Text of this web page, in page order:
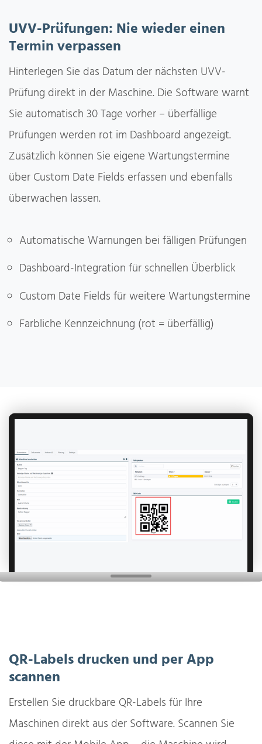
UVV-Prüfungen: Nie wieder einen
Termin verpassen
Hinterlegen Sie das Datum der nächsten UVV-
Prüfung direkt in der Maschine. Die Software warnt
Sie automatisch 30 Tage vorher – überfällige
Prüfungen werden rot im Dashboard angezeigt.
Zusätzlich können Sie eigene Wartungstermine
über Custom Date Fields erfassen und ebenfalls
überwachen lassen.
Automatische Warnungen bei fälligen Prüfungen
Dashboard-Integration für schnellen Überblick
Custom Date Fields für weitere Wartungstermine
Farbliche Kennzeichnung (rot = überfällig)
QR-Labels drucken und per App
scannen
Erstellen Sie druckbare QR-Labels für Ihre
Maschinen direkt aus der Software. Scannen Sie